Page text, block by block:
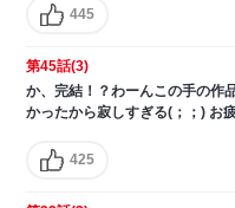
445
第45話(3)
か、完結！？わーんこの手の作
かったから寂しすぎる(；；) お
425